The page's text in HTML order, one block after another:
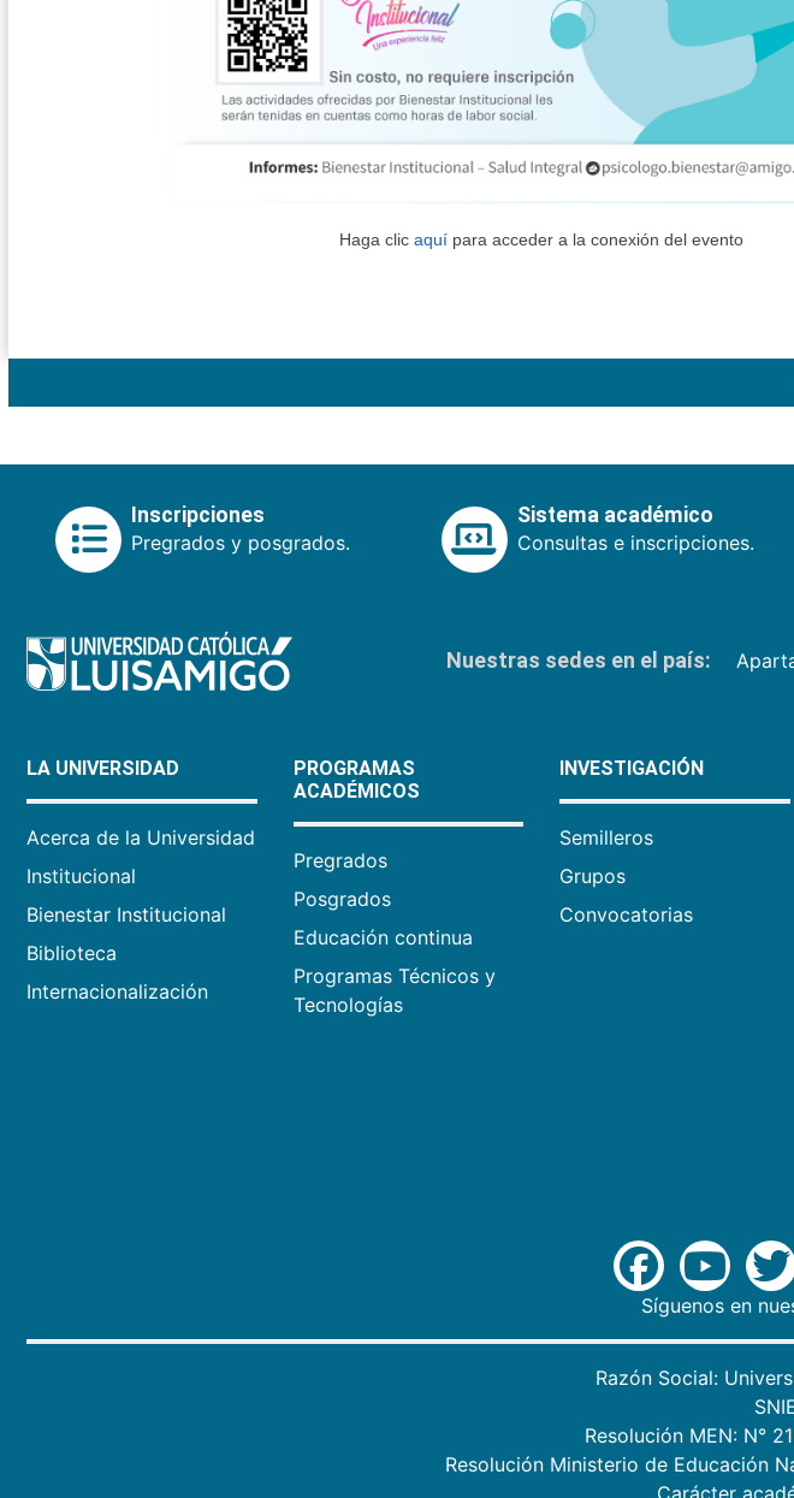
Haga clicaquí para acceder a la conexión del evento
Inscripciones
Pregrados y posgrados.
Sistema académico
Consultas e inscripciones.
Nuestras sedes en el país:
LA UNIVERSIDAD
Acerca de la Universidad
Institucional
Bienestar Institucional
Biblioteca
Internacionalización
PROGRAMAS
ACADÉMICOS
Pregrados
Posgrados
Educación continua
Programas Técnicos y
Tecnologías
INVESTIGACIÓN
Semilleros
Grupos
Convocatorias
Síguenos en
Razón Social:
Resolución MEN: N°
Resolución Ministerio de Educación